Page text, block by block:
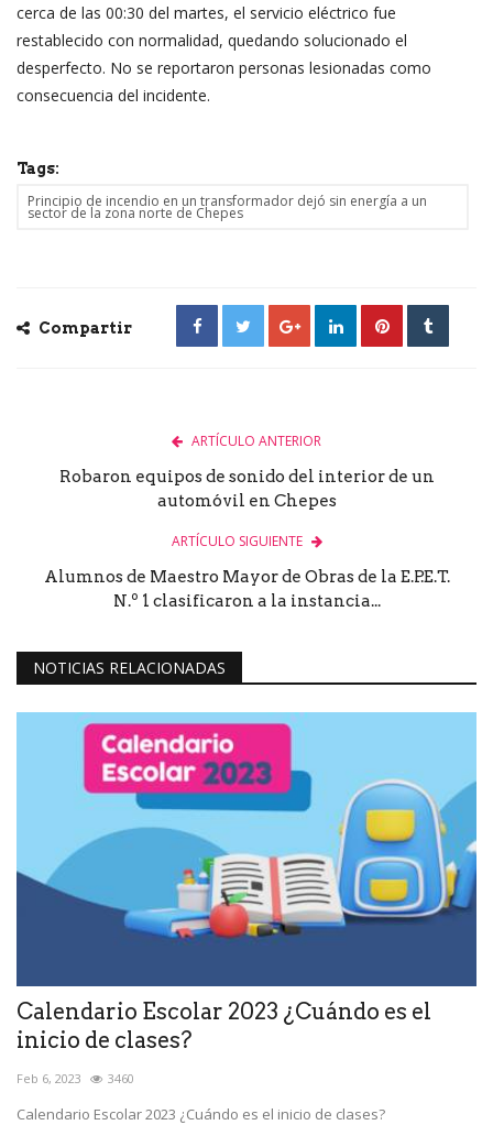
cerca de las 00:30 del martes, el servicio eléctrico fue
restablecido con normalidad, quedando solucionado el
desperfecto. No se reportaron personas lesionadas como
consecuencia del incidente.
Tags:
Principio de incendio en un transformador dejó sin energía a un
sector de la zona norte de Chepes
Compartir
ARTÍCULO ANTERIOR
Robaron equipos de sonido del interior de un
automóvil en Chepes
ARTÍCULO SIGUIENTE
Alumnos de Maestro Mayor de Obras de la E.P.E.T.
N.º 1 clasificaron a la instancia...
NOTICIAS RELACIONADAS
Calendario Escolar 2023 ¿Cuándo es el
inicio de clases?
Feb 6, 2023 3460
Calendario Escolar 2023 ¿Cuándo es el inicio de clases?